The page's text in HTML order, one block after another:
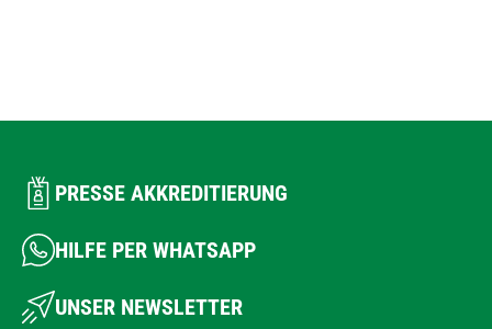
PRESSE AKKREDITIERUNG
HILFE PER WHATSAPP
UNSER NEWSLETTER